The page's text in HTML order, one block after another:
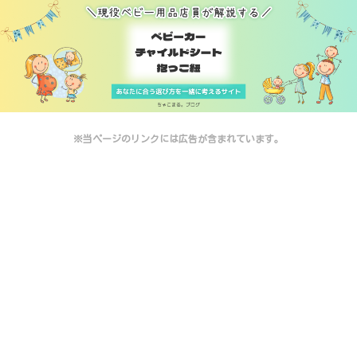
※当ページのリンクには広告が含まれています。